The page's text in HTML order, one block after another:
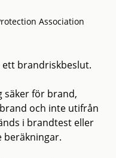
Association
brandriskbeslut.
säker för brand,
och inte utifrån
i brandtest eller